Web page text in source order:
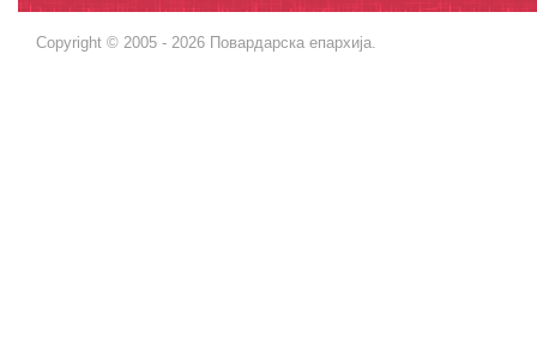
Copyright © 2005 - 2026 Повардарска епархија.